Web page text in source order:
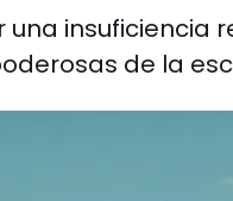
insuficiencia
de la